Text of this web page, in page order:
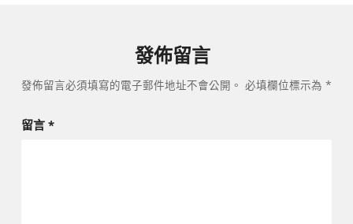
發佈留言
發佈留言必須填寫的電子郵件地址不會公開。 必填欄位標示為 *
留言 *